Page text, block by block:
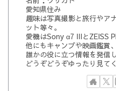
愛知県住み
趣味は写真撮影と旅行やア
ット等々。
愛機はSony α7 IIIとZEISS
他にもキャンプや映画鑑賞
誰かの役に立つ情報を発信
どうぞどうぞゆったり見て